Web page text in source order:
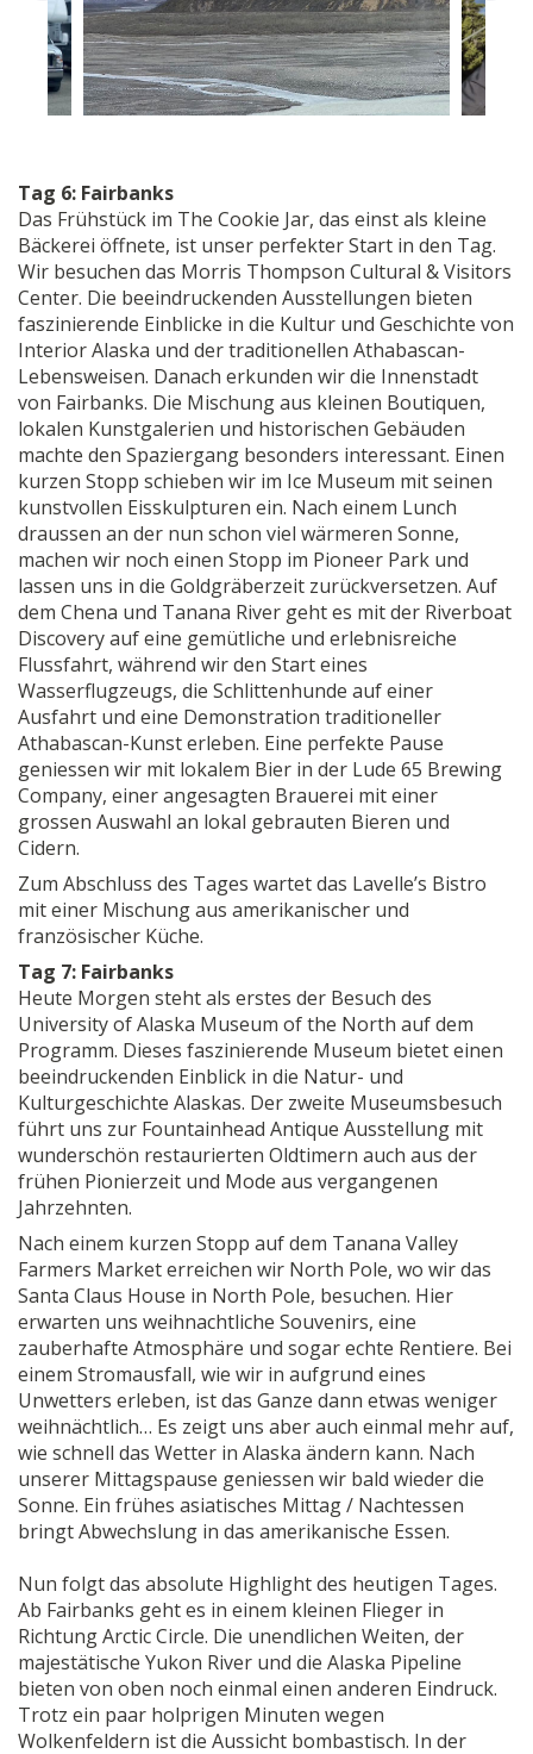
Tag 6: Fairbanks
Das Frühstück im The Cookie Jar, das einst als kleine
Bäckerei öffnete, ist unser perfekter Start in den Tag.
Wir besuchen das Morris Thompson Cultural & Visitors
Center. Die beeindruckenden Ausstellungen bieten
faszinierende Einblicke in die Kultur und Geschichte von
Interior Alaska und der traditionellen Athabascan-
Lebensweisen. Danach erkunden wir die Innenstadt
von Fairbanks. Die Mischung aus kleinen Boutiquen,
lokalen Kunstgalerien und historischen Gebäuden
machte den Spaziergang besonders interessant. Einen
kurzen Stopp schieben wir im Ice Museum mit seinen
kunstvollen Eisskulpturen ein. Nach einem Lunch
draussen an der nun schon viel wärmeren Sonne,
machen wir noch einen Stopp im Pioneer Park und
lassen uns in die Goldgräberzeit zurückversetzen. Auf
dem Chena und Tanana River geht es mit der Riverboat
Discovery auf eine gemütliche und erlebnisreiche
Flussfahrt, während wir den Start eines
Wasserflugzeugs, die Schlittenhunde auf einer
Ausfahrt und eine Demonstration traditioneller
Athabascan-Kunst erleben. Eine perfekte Pause
geniessen wir mit lokalem Bier in der Lude 65 Brewing
Company, einer angesagten Brauerei mit einer
grossen Auswahl an lokal gebrauten Bieren und
Cidern.
Zum Abschluss des Tages wartet das Lavelle’s Bistro
mit einer Mischung aus amerikanischer und
französischer Küche.
Tag 7: Fairbanks
Heute Morgen steht als erstes der Besuch des
University of Alaska Museum of the North auf dem
Programm. Dieses faszinierende Museum bietet einen
beeindruckenden Einblick in die Natur- und
Kulturgeschichte Alaskas. Der zweite Museumsbesuch
führt uns zur Fountainhead Antique Ausstellung mit
wunderschön restaurierten Oldtimern auch aus der
frühen Pionierzeit und Mode aus vergangenen
Jahrzehnten.
Nach einem kurzen Stopp auf dem Tanana Valley
Farmers Market erreichen wir North Pole, wo wir das
Santa Claus House in North Pole, besuchen. Hier
erwarten uns weihnachtliche Souvenirs, eine
zauberhafte Atmosphäre und sogar echte Rentiere. Bei
einem Stromausfall, wie wir in aufgrund eines
Unwetters erleben, ist das Ganze dann etwas weniger
weihnächtlich… Es zeigt uns aber auch einmal mehr auf,
wie schnell das Wetter in Alaska ändern kann. Nach
unserer Mittagspause geniessen wir bald wieder die
Sonne. Ein frühes asiatisches Mittag / Nachtessen
bringt Abwechslung in das amerikanische Essen.
Nun folgt das absolute Highlight des heutigen Tages.
Ab Fairbanks geht es in einem kleinen Flieger in
Richtung Arctic Circle. Die unendlichen Weiten, der
majestätische Yukon River und die Alaska Pipeline
bieten von oben noch einmal einen anderen Eindruck.
Trotz ein paar holprigen Minuten wegen
Wolkenfeldern ist die Aussicht bombastisch. In der